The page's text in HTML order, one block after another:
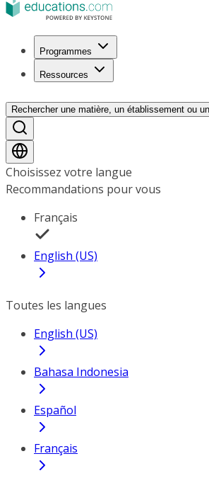
Programmes
Ressources
Rechercher une matière, un établissement ou
Choisissez votre langue
Recommandations pour vous
Français
English (US)
Toutes les langues
English (US)
Bahasa Indonesia
Español
Français